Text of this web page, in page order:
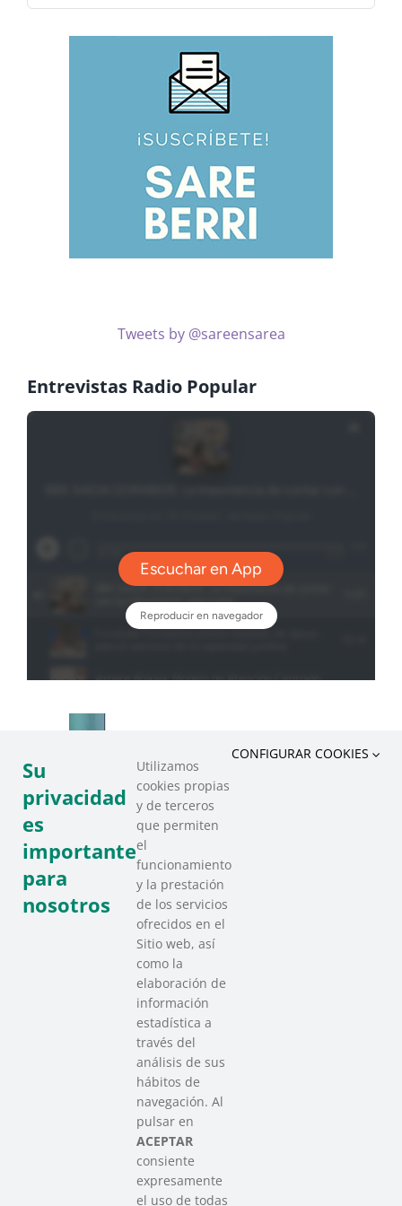
Tweets by @sareensarea
Entrevistas Radio Popular
SAREEN SAREA
Asociación que agrupa a las redes
del Tercer Sector Social en Euskadi
Contacto
Su
privacidad
es
importante
para
nosotros
Utilizamos
cookies propias
y de terceros
que permiten
el
funcionamiento
y la prestación
de los servicios
ofrecidos en el
Sitio web, así
como la
elaboración de
información
estadística a
través del
análisis de sus
hábitos de
navegación. Al
pulsar en
ACEPTAR
consiente
expresamente
el uso de todas
CONFIGURAR COOKIES